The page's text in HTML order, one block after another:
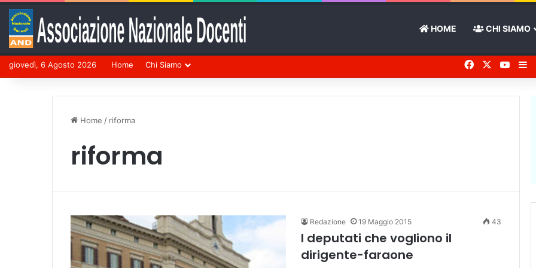
HOME CHI SIAMO
giovedì, 6 Agosto 2026 Home Chi Siamo Facebook You
Home / riforma
riforma
Redazione 19 Maggio 2015 43
I deputati che vogliono il
dirigente-faraone